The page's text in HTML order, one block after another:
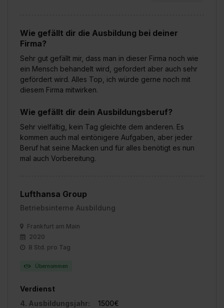
Wie gefällt dir die Ausbildung bei deiner
Firma?
Sehr gut gefällt mir, dass man in dieser Firma noch wie
ein Mensch behandelt wird, gefordert aber auch sehr
gefördert wird. Alles Top, ich würde gerne noch mit
diesem Firma mitwirken.
Wie gefällt dir dein Ausbildungsberuf?
Sehr vielfältig, kein Tag gleichte dem anderen. Es
kommen auch mal eintönigere Aufgaben, aber jeder
Beruf hat seine Macken und für alles benötigt es nun
mal auch Vorbereitung.
Lufthansa Group
Betriebsinterne Ausbildung
Frankfurt am Main
2020
8 Std. pro Tag
Übernommen
Verdienst
4. Ausbildungsjahr:
1500€